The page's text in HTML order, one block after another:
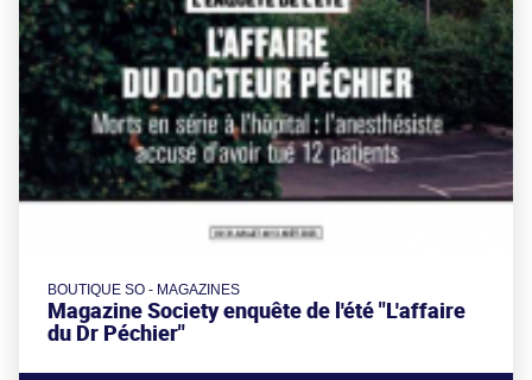
BOUTIQUE SO - MAGAZINES
Magazine Society enquête de l'été "L'affaire
du Dr Péchier"